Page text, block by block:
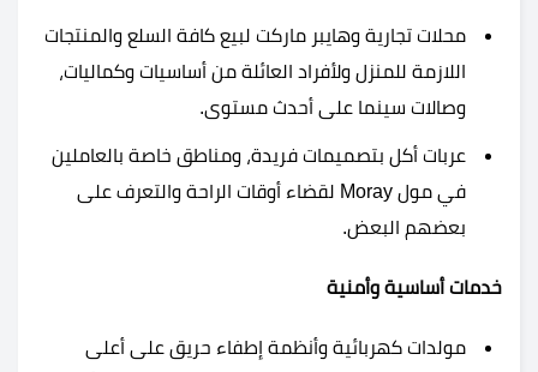
محلات تجارية وهايبر ماركت لبيع كافة السلع والمنتجات
اللازمة للمنزل ولأفراد العائلة من أساسيات وكماليات،
وصالات سينما على أحدث مستوى.
عربات أكل بتصميمات فريدة، ومناطق خاصة بالعاملين
في مول Moray لقضاء أوقات الراحة والتعرف على
بعضهم البعض.
خدمات أساسية وأمنية
مولدات كهربائية وأنظمة إطفاء حريق على أعلى